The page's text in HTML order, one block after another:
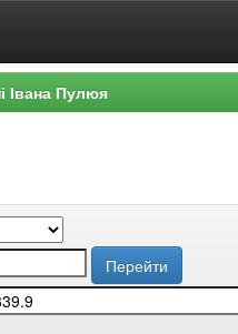
Івана Пулюя